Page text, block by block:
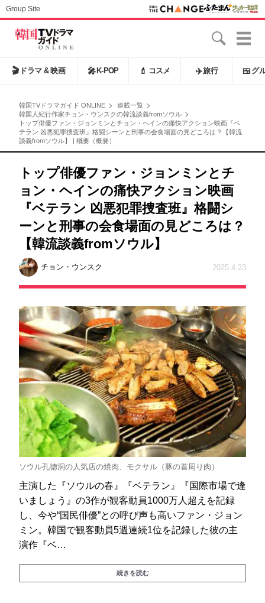
Group Site
🎬 ドラマ & 映画 🎤 K-POP 💄 コスメ ✈️旅行 🍱 グ
韓国TVドラマガイド ONLINE
連載一覧
韓国人紀行作家チョン・ウンスクの韓流談義fromソウル
トップ俳優ファン・ジョンミンとチョン・ヘインの痛快アクション映画『ベ
テラン 凶悪犯罪捜査班』格闘シーンと刑事の会食場面の見どころは？【韓流
談義fromソウル】 | 概要（概要）
トップ俳優ファン・ジョンミンとチ
ョン・ヘインの痛快アクション映画
『ベテラン 凶悪犯罪捜査班』格闘シ
ーンと刑事の会食場面の見どころは？
【韓流談義fromソウル】
チョン・ウンスク 2025.4.23
ソウル孔徳洞の人気店の焼肉、モクサル（豚の首周り肉）
主演した『ソウルの春』『ベテラン』『国際市場で逢
いましょう』の3作が観客動員1000万人超えを記録
し、今や“国民俳優”との呼び声も高いファン・ジョン
ミン。韓国で観客動員5週連続1位を記録した彼の主
演作『ベ…
続きを読む